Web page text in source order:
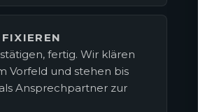
fertig. Wir klären
Vorfeld und stehen bis
Ansprechpartner zur